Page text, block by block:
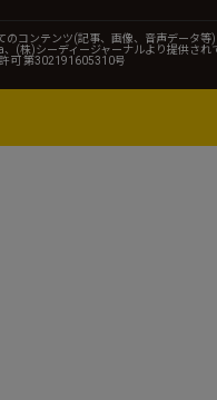
のコンテンツ(記事、画像、音声データ
(株)シーディージャーナルより提供され
可 第302191605310号